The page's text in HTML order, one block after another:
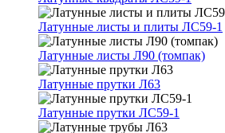
Латунные листы и плиты ЛС59-1
Латунные листы Л90 (томпак)
Латунные прутки Л63
Латунные прутки ЛС59-1